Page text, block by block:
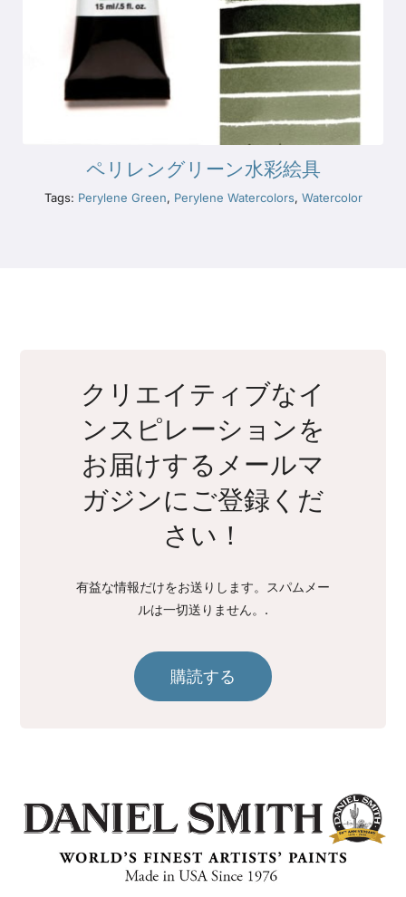
ペリレングリーン水彩絵具
Tags: Perylene Green, Perylene Watercolors, Watercolor
クリエイティブなイ
ンスピレーションを
お届けするメールマ
ガジンにご登録くだ
さい！
有益な情報だけをお送りします。スパムメー
ルは一切送りません。.
購読する